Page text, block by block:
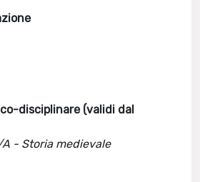
disciplinare (validi dal
- Storia medievale